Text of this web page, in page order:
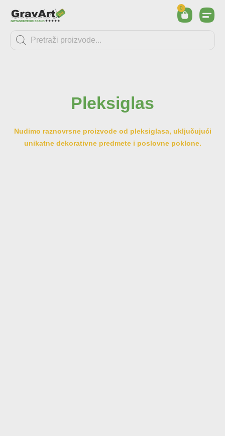
0
Pleksiglas
Nudimo raznovrsne proizvode od pleksiglasa, uključujući
unikatne dekorativne predmete i poslovne poklone.